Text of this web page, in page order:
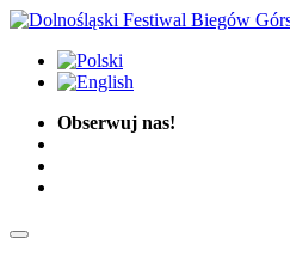
Obserwuj nas!